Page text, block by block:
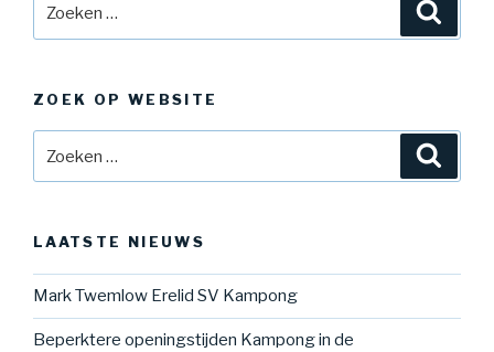
ZOEK OP WEBSITE
naar:
LAATSTE NIEUWS
Mark Twemlow Erelid SV Kampong
Beperktere openingstijden Kampong in de